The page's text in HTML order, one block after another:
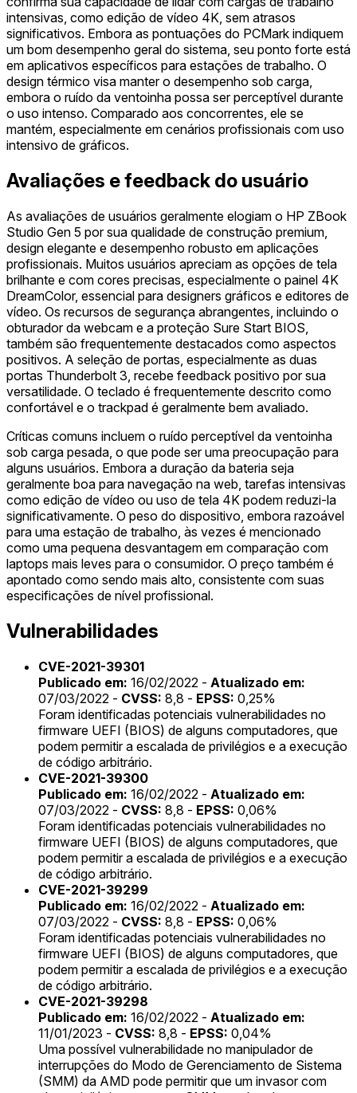
intensivas, como edição de vídeo 4K, sem atrasos
significativos. Embora as pontuações do PCMark indiquem
um bom desempenho geral do sistema, seu ponto forte está
em aplicativos específicos para estações de trabalho. O
design térmico visa manter o desempenho sob carga,
embora o ruído da ventoinha possa ser perceptível durante
o uso intenso. Comparado aos concorrentes, ele se
mantém, especialmente em cenários profissionais com uso
intensivo de gráficos.
Avaliações e feedback do usuário
As avaliações de usuários geralmente elogiam o HP ZBook
Studio Gen 5 por sua qualidade de construção premium,
design elegante e desempenho robusto em aplicações
profissionais. Muitos usuários apreciam as opções de tela
brilhante e com cores precisas, especialmente o painel 4K
DreamColor, essencial para designers gráficos e editores de
vídeo. Os recursos de segurança abrangentes, incluindo o
obturador da webcam e a proteção Sure Start BIOS,
também são frequentemente destacados como aspectos
positivos. A seleção de portas, especialmente as duas
portas Thunderbolt 3, recebe feedback positivo por sua
versatilidade. O teclado é frequentemente descrito como
confortável e o trackpad é geralmente bem avaliado.
Críticas comuns incluem o ruído perceptível da ventoinha
sob carga pesada, o que pode ser uma preocupação para
alguns usuários. Embora a duração da bateria seja
geralmente boa para navegação na web, tarefas intensivas
como edição de vídeo ou uso de tela 4K podem reduzi-la
significativamente. O peso do dispositivo, embora razoável
para uma estação de trabalho, às vezes é mencionado
como uma pequena desvantagem em comparação com
laptops mais leves para o consumidor. O preço também é
apontado como sendo mais alto, consistente com suas
especificações de nível profissional.
Vulnerabilidades
CVE-2021-39301
Publicado em: 16/02/2022 - Atualizado em:
07/03/2022 - CVSS: 8,8 - EPSS: 0,25%
Foram identificadas potenciais vulnerabilidades no
firmware UEFI (BIOS) de alguns computadores, que
podem permitir a escalada de privilégios e a execução
de código arbitrário.
CVE-2021-39300
Publicado em: 16/02/2022 - Atualizado em:
07/03/2022 - CVSS: 8,8 - EPSS: 0,06%
Foram identificadas potenciais vulnerabilidades no
firmware UEFI (BIOS) de alguns computadores, que
podem permitir a escalada de privilégios e a execução
de código arbitrário.
CVE-2021-39299
Publicado em: 16/02/2022 - Atualizado em:
07/03/2022 - CVSS: 8,8 - EPSS: 0,06%
Foram identificadas potenciais vulnerabilidades no
firmware UEFI (BIOS) de alguns computadores, que
podem permitir a escalada de privilégios e a execução
de código arbitrário.
CVE-2021-39298
Publicado em: 16/02/2022 - Atualizado em:
11/01/2023 - CVSS: 8,8 - EPSS: 0,04%
Uma possível vulnerabilidade no manipulador de
interrupções do Modo de Gerenciamento de Sistema
(SMM) da AMD pode permitir que um invasor com